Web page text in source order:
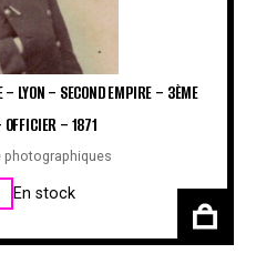
– LYON – SECOND EMPIRE – 3ÈME
– 1871
photographiques
En stock